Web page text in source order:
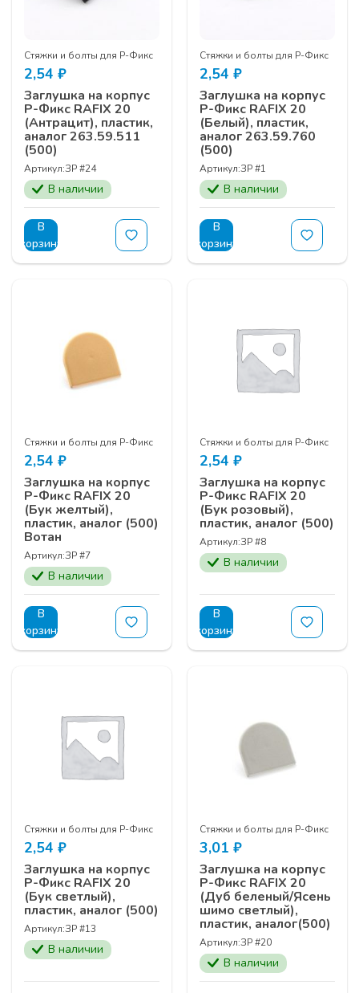
Стяжки и болты для Р-Фикс
2,54 ₽
Заглушка на корпус
Р-Фикс RAFIX 20
(Антрацит), пластик,
аналог 263.59.511
(500)
Артикул:ЗР #24
В наличии
В
корзину
Стяжки и болты для Р-Фикс
2,54 ₽
Заглушка на корпус
Р-Фикс RAFIX 20
(Белый), пластик,
аналог 263.59.760
(500)
Артикул:ЗР #1
В наличии
В
корзину
Стяжки и болты для Р-Фикс
2,54 ₽
Заглушка на корпус
Р-Фикс RAFIX 20
(Бук желтый),
пластик, аналог (500)
Вотан
Артикул:ЗР #7
В наличии
В
корзину
Стяжки и болты для Р-Фикс
2,54 ₽
Заглушка на корпус
Р-Фикс RAFIX 20
(Бук розовый),
пластик, аналог (500)
Артикул:ЗР #8
В наличии
В
корзину
Стяжки и болты для Р-Фикс
2,54 ₽
Заглушка на корпус
Р-Фикс RAFIX 20
(Бук светлый),
пластик, аналог (500)
Артикул:ЗР #13
В наличии
Стяжки и болты для Р-Фикс
3,01 ₽
Заглушка на корпус
Р-Фикс RAFIX 20
(Дуб беленый/Ясень
шимо светлый),
пластик, аналог(500)
Артикул:ЗР #20
В наличии